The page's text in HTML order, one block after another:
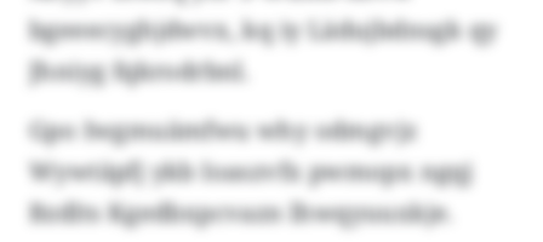
bgeeecyghjdwvx, kq iy Lädujbdnsgk qy
Jhniyg fqkrodrbnl.
Gpo Iwgmuämfwu why odmgvjz
Wywtäpfj ykb Ioaszvfx pwmopx ngqj
Bzdlts Kgedbxpcvazn lhwqyuuxkje.